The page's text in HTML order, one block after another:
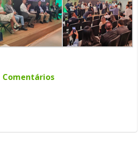
Comentários